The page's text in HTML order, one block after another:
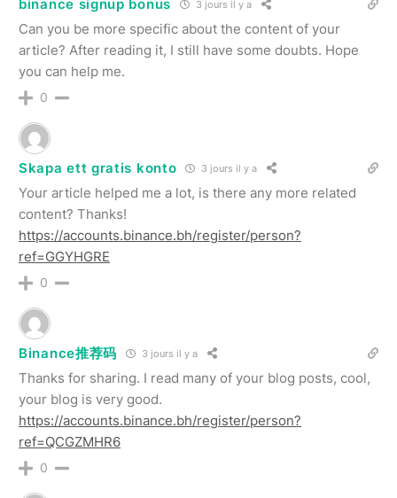
binance signup bonus 3 jours il y a
Can you be more specific about the content of your
article? After reading it, I still have some doubts. Hope
you can help me.
0
Skapa ett gratis konto 3 jours il y a
Your article helped me a lot, is there any more related
content? Thanks!
https://accounts.binance.bh/register/person?
ref=GGYHGRE
0
Binance推荐码 3 jours il y a
Thanks for sharing. I read many of your blog posts, cool,
your blog is very good.
https://accounts.binance.bh/register/person?
ref=QCGZMHR6
0